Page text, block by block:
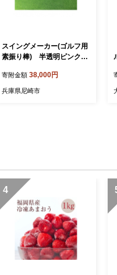
スイングメーカー(ゴルフ用
素振り棒) 半透明ピンク
寄附金額 38,000円
兵庫県尼崎市
4